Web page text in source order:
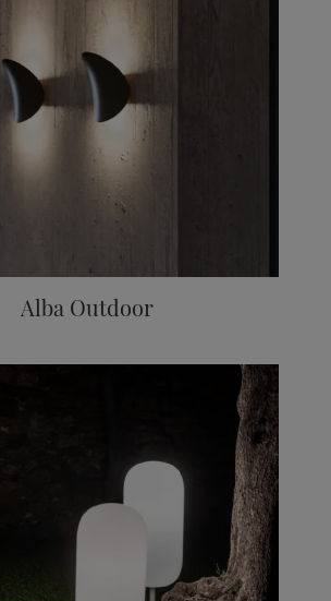
Alba Outdoor